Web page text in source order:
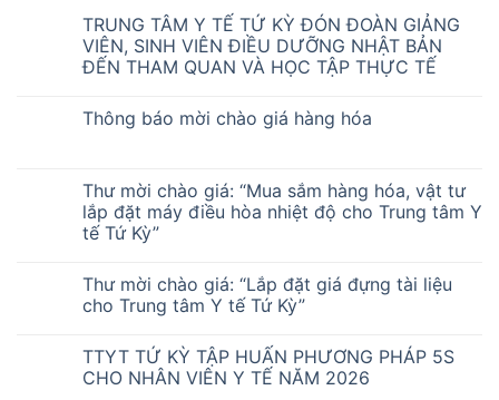
TRUNG TÂM Y TẾ TỨ KỲ ĐÓN ĐOÀN GIẢNG
VIÊN, SINH VIÊN ĐIỀU DƯỠNG NHẬT BẢN
ĐẾN THAM QUAN VÀ HỌC TẬP THỰC TẾ
Thông báo mời chào giá hàng hóa
Thư mời chào giá: “Mua sắm hàng hóa, vật tư
lắp đặt máy điều hòa nhiệt độ cho Trung tâm Y
tế Tứ Kỳ”
Thư mời chào giá: “Lắp đặt giá đựng tài liệu
cho Trung tâm Y tế Tứ Kỳ”
TTYT TỨ KỲ TẬP HUẤN PHƯƠNG PHÁP 5S
CHO NHÂN VIÊN Y TẾ NĂM 2026